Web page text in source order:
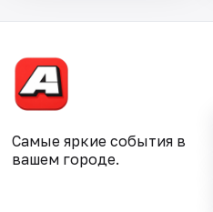
Самые яркие события в
вашем городе.